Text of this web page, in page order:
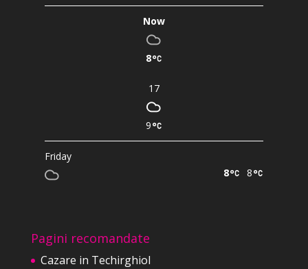
Now
8
17
9
Friday
8
8
Pagini recomandate
Cazare in Techirghiol